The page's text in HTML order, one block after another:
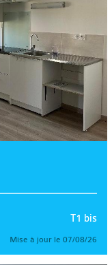
T1 bis
Mise à jour le 07/08/26